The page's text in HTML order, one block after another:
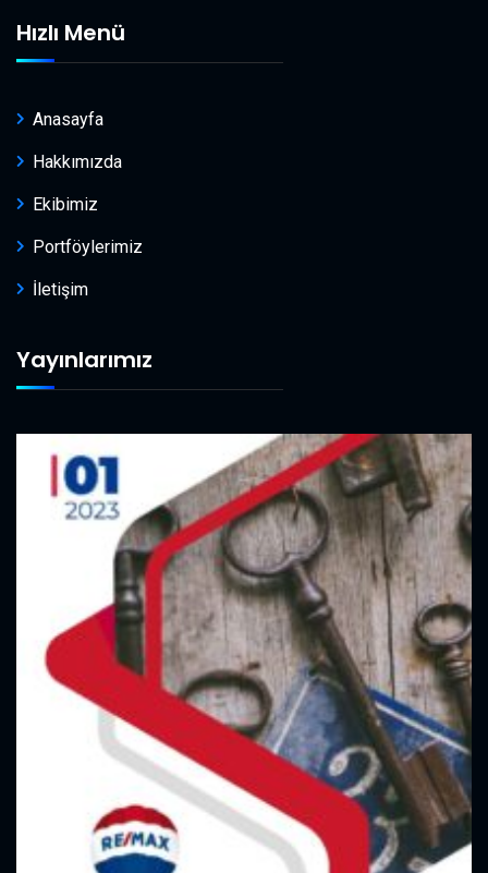
Hızlı Menü
Anasayfa
Hakkımızda
Ekibimiz
Portföylerimiz
İletişim
Yayınlarımız